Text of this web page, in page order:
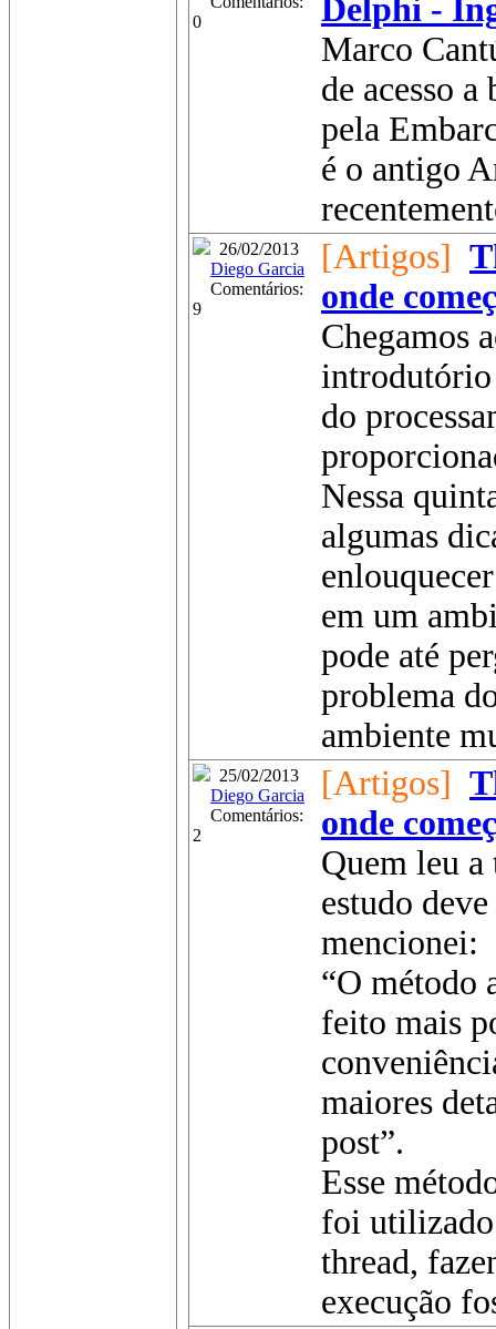
0
Delphi -
Marco
de acesso
pela
é o antigo
26/02/2013
Diego Garcia
Comentários:
9
[Artigos]
onde
Chegamos
introdutório
do
Nessa
algumas
em um
pode até
problema
ambiente
25/02/2013
Diego Garcia
Comentários:
2
[Artigos]
onde
Quem leu a
estudo
mencionei:
“O método
feito mais
maiores
post”.
Esse
foi
thread,
execução